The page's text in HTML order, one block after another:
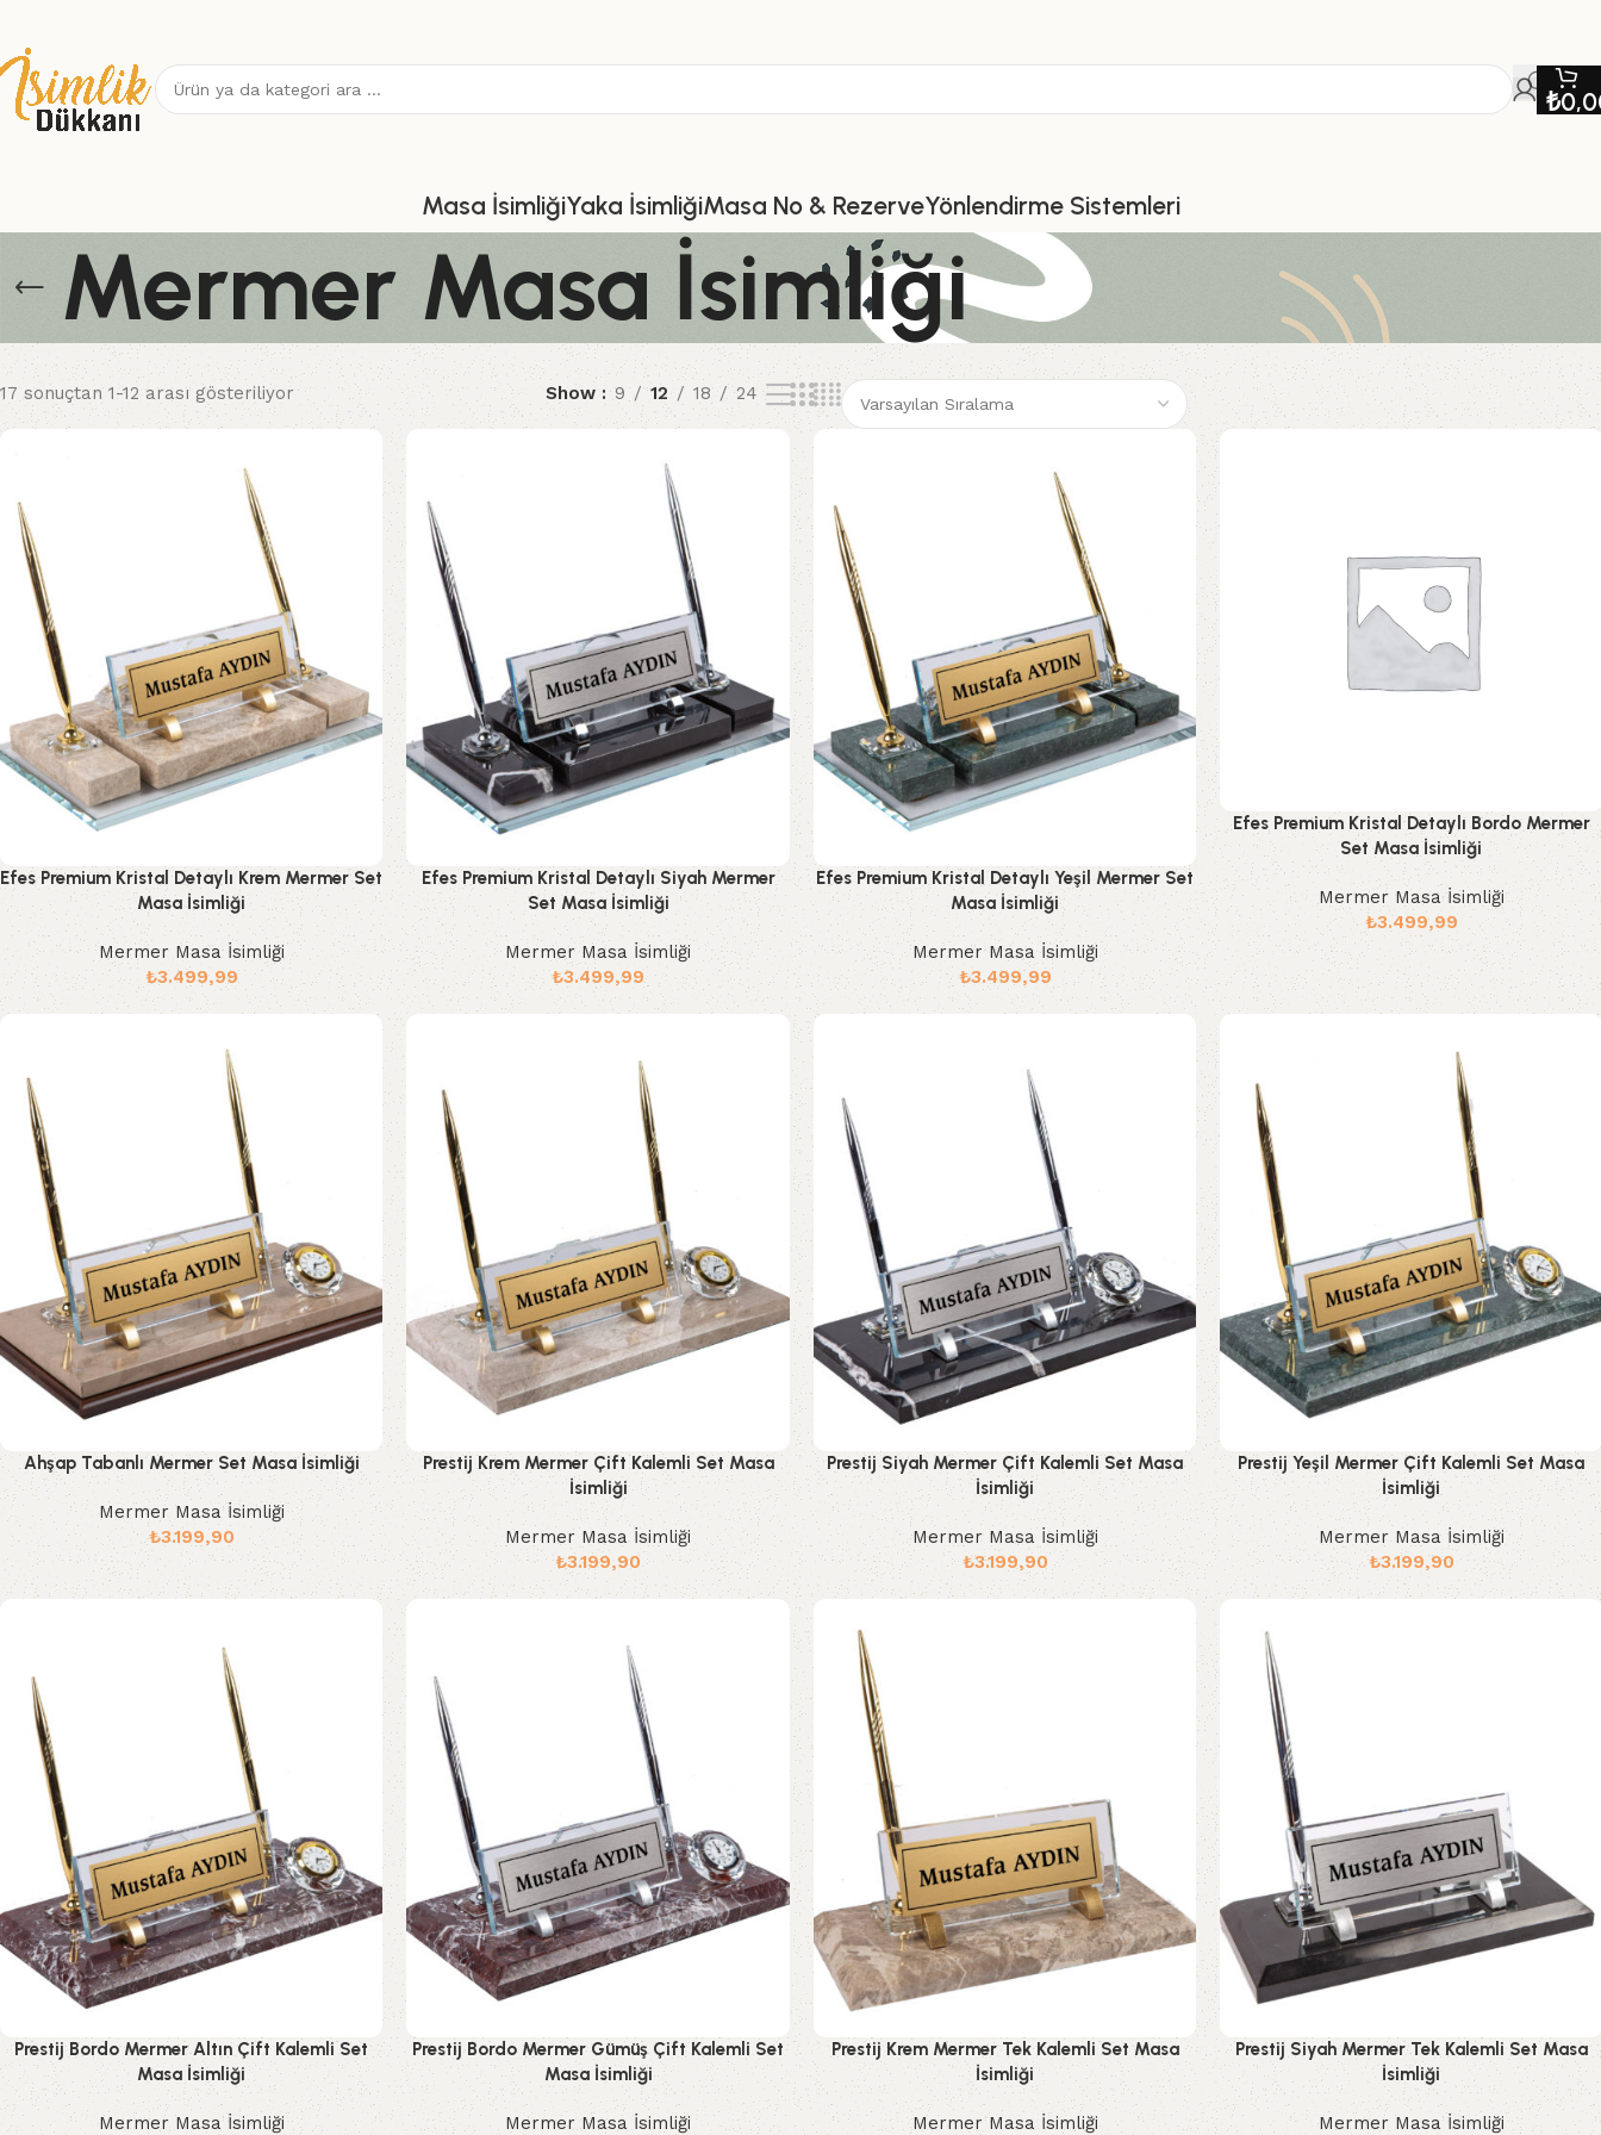
₺
Masa İsimliğiYaka İsimliğiMasa No & RezerveYönlendirme Sistemleri
Mermer Masa İsimliği
17 sonuçtan 1-12 arası gösteriliyor Show 9 12 18 24
Efes Premium Kristal Detaylı Krem Mermer Set
Masa İsimliği
Mermer Masa İsimliği
₺3.499,99
Efes Premium Kristal Detaylı Siyah Mermer
Set Masa İsimliği
Mermer Masa İsimliği
₺3.499,99
Efes Premium Kristal Detaylı Yeşil Mermer Set
Masa İsimliği
Mermer Masa İsimliği
₺3.499,99
Efes Premium Kristal Detaylı Bordo Mermer
Set Masa İsimliği
Mermer Masa İsimliği
₺3.499,99
Ahşap Tabanlı Mermer Set Masa İsimliği
Mermer Masa İsimliği
₺3.199,90
Prestij Krem Mermer Çift Kalemli Set Masa
İsimliği
Mermer Masa İsimliği
₺3.199,90
Prestij Siyah Mermer Çift Kalemli Set Masa
İsimliği
Mermer Masa İsimliği
₺3.199,90
Prestij Yeşil Mermer Çift Kalemli Set Masa
İsimliği
Mermer Masa İsimliği
₺3.199,90
Prestij Bordo Mermer Altın Çift Kalemli Set
Masa İsimliği
Mermer Masa İsimliği
Prestij Bordo Mermer Gümüş Çift Kalemli Set
Masa İsimliği
Mermer Masa İsimliği
Prestij Krem Mermer Tek Kalemli Set Masa
İsimliği
Mermer Masa İsimliği
Prestij Siyah Mermer Tek Kalemli Set Masa
İsimliği
Mermer Masa İsimliği